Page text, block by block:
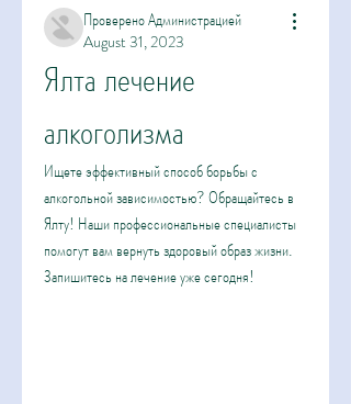
Проверено Администрацией
August 31, 2023
Ялта лечение
алкоголизма
Ищете эффективный способ борьбы с
алкогольной зависимостью? Обращайтесь в
Ялту! Наши профессиональные специалисты
помогут вам вернуть здоровый образ жизни.
Запишитесь на лечение уже сегодня!